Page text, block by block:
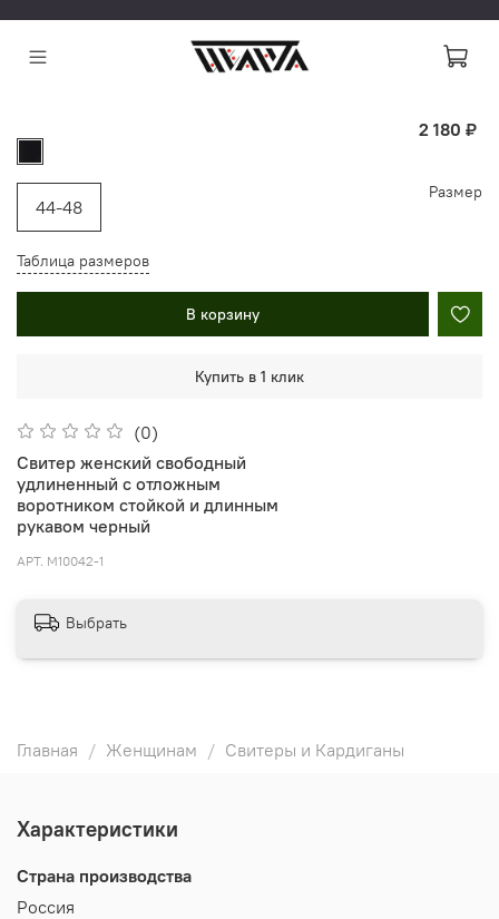
Свитер женский свободный
удлиненный с отложным
воротником стойкой и длинным
рукавом черный
2 180 ₽
(0)
АРТ. M10042-1
Таблица размеров
В корзину
Купить в 1 клик
Размер
44-48
Выбрать
Главная Женщинам Свитеры и Кардиганы
Характеристики
Страна производства
Россия